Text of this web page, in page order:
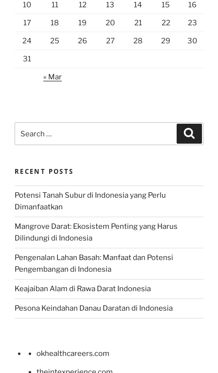
10 11 12 13 14 15 16
17 18 19 20 21 22 23
24 25 26 27 28 29 30
31
« Mar
for:
RECENT POSTS
Potensi Tanah Subur di Indonesia yang Perlu
Dimanfaatkan
Mangrove Darat: Ekosistem Penting yang Harus
Dilindungi di Indonesia
Pengenalan Lahan Basah: Manfaat dan Potensi
Pengembangan di Indonesia
Keajaiban Alam di Rawa Darat Indonesia
Pesona Keindahan Danau Daratan di Indonesia
okhealthcareers.com